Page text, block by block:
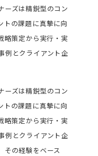
ーズは精鋭型のコン
トの課題に真摯に向
略策定から実行・実
例とクライアント企
ーズは精鋭型のコン
トの課題に真摯に向
略策定から実行・実
例とクライアント企
その経験をベース